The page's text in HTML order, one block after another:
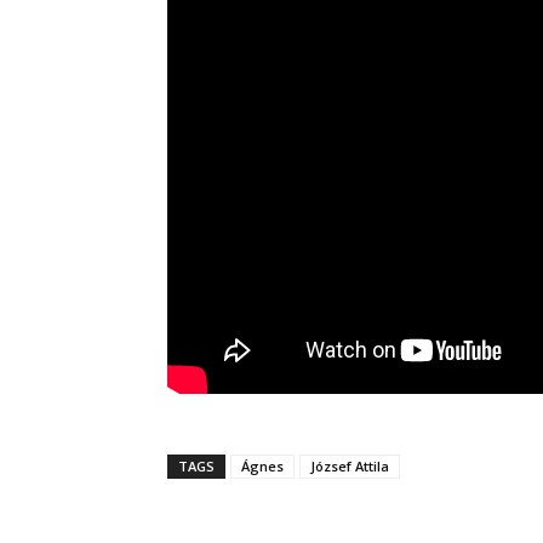
TAGS Ágnes József Attila